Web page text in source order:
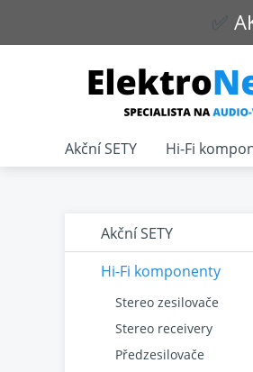
✅
Akční SETY
Hi-Fi komponenty
Stereo zesilovače
Stereo receivery
Předzesilovače
Akční SETY Hi-Fi